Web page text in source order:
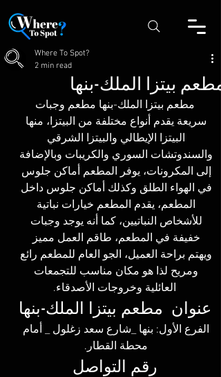
مطعم بيتزا الملك-بنها
Where To Spot?
2 min read
مطعم بيتزا الملك-بنها مطعم وجبات
سريعة يقدم أنواع مختلفة من البيتزا، منها
البيتزا الإيطالي والبيتزا الشرقي
والسندوتشات السوري والكريبات وبالإضافة
إلى المكرونات، يوفر المطعم أماكن جلوس
في الهواء الطلق وكذلك أماكن جلوس داخل
المطعم، يقدم المطعم خيارات نباتية
للأشخاص النباتيين، كما أنه يوجد وجبات
خفيفة في المطعم، طاقم العمل مميز
ويهتم براحة العميل، الجو العام للمطعم رائع
ومريح لذا هو مكان مناسب للتجمعات
العائلية وخروجات الأصدقاء.
عنوان  مطعم بيتزا الملك-بنها
الفرع الأول: بنها _شارع سعد زغلول _ أمام
محطة القطار.
رقم التواصل